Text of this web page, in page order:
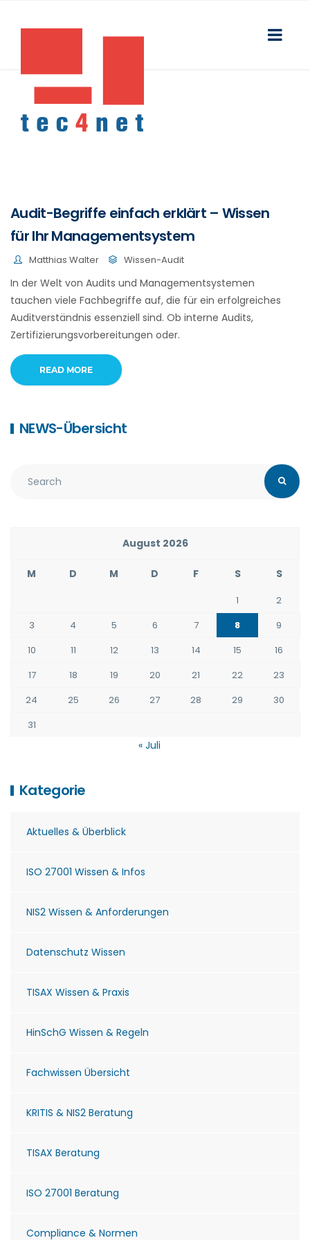
Audit-Begriffe einfach erklärt – Wissen
für Ihr Managementsystem
Matthias Walter Wissen-Audit
In der Welt von Audits und Managementsystemen
tauchen viele Fachbegriffe auf, die für ein erfolgreiches
Auditverständnis essenziell sind. Ob interne Audits,
Zertifizierungsvorbereitungen oder.
READ MORE
NEWS-Übersicht
August 2026
M D M D F S S
1
2
3
4 5 6 7 8
9
10
11 12 13 14 15
16
17
18 19 20 21 22
23
24
25 26 27 28 29
30
31
« Juli
Kategorie
Aktuelles & Überblick
ISO 27001 Wissen & Infos
NIS2 Wissen & Anforderungen
Datenschutz Wissen
TISAX Wissen & Praxis
HinSchG Wissen & Regeln
Fachwissen Übersicht
KRITIS & NIS2 Beratung
TISAX Beratung
ISO 27001 Beratung
Compliance & Normen